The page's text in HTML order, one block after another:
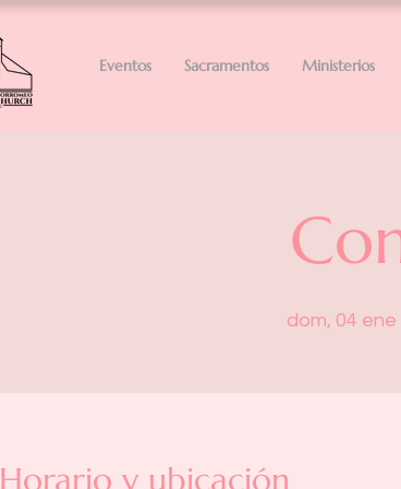
Eventos Sacramentos Ministerios
dom, 04 ene
Horario y ubicación